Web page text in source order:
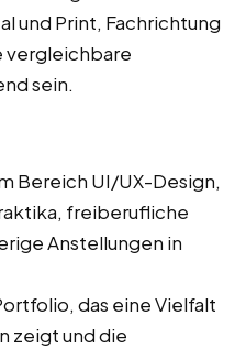
und Print, Fachrichtung
vergleichbare
sein.
Bereich UI/UX-Design,
freiberufliche
Anstellungen in
das eine Vielfalt
zeigt und die